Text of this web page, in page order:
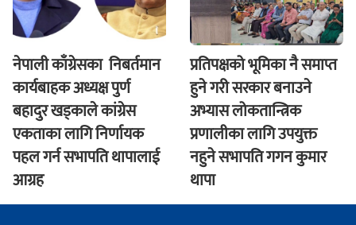
नेपाली काँग्रेसका निबर्तमान
कार्यबाहक अध्यक्ष पुर्ण
बहादुर खड्काले कांग्रेस
एकताका लागि निर्णायक
पहल गर्न सभापति थापालाई
आग्रह
प्रतिपक्षको भूमिका नै समाप्त
हुने गरी सरकार बनाउने
अभ्यास लोकतान्त्रिक
प्रणालीका लागि उपयुक्त
नहुने सभापति गगन कुमार
थापा